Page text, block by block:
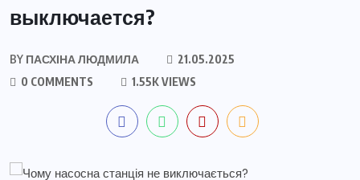
выключается?
BY ПАСХІНА ЛЮДМИЛА
21.05.2025
0 COMMENTS
1.55K VIEWS